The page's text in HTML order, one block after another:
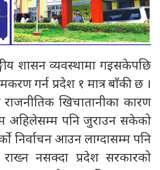
शासन व्यवस्थामा गइसकेपछि
गर्न प्रदेश १ मात्र बाँकी छ ।
खिचातानीका कारण
अहिलेसम्म पनि जुराउन सकेको
निर्वाचन आउन लाग्दासम्म पनि
नसक्दा प्रदेश सरकारको